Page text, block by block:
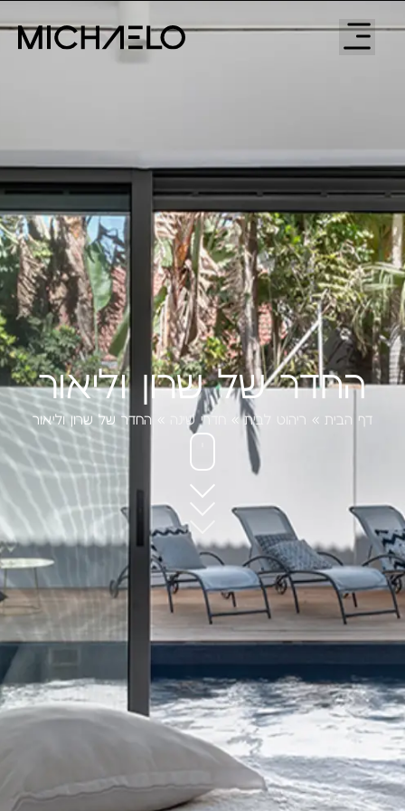
החדר של שרון וליאור
דף הבית » ריהוט לבית» חדרי שינה » החדר של שרון וליאור